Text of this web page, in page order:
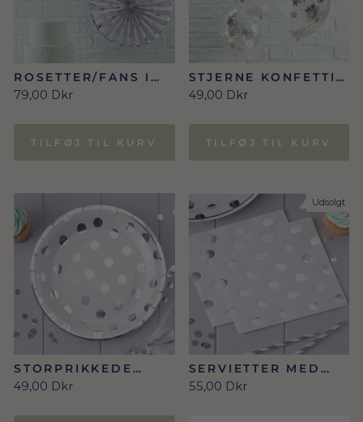
ROSETTER/FANS I
SØLV 3 STK.
79,00 Dkr
TILFØJ TIL KURV
STJERNE KONFETTI
BALLONER SØLV 5
STK.
49,00 Dkr
TILFØJ TIL KURV
STORPRIKKEDE
SØLV TALLERKNER 8
STK.
49,00 Dkr
Udsolgt
SERVIETTER MED
POLKA PRIKKER I
SØLV 20 STK.
55,00 Dkr